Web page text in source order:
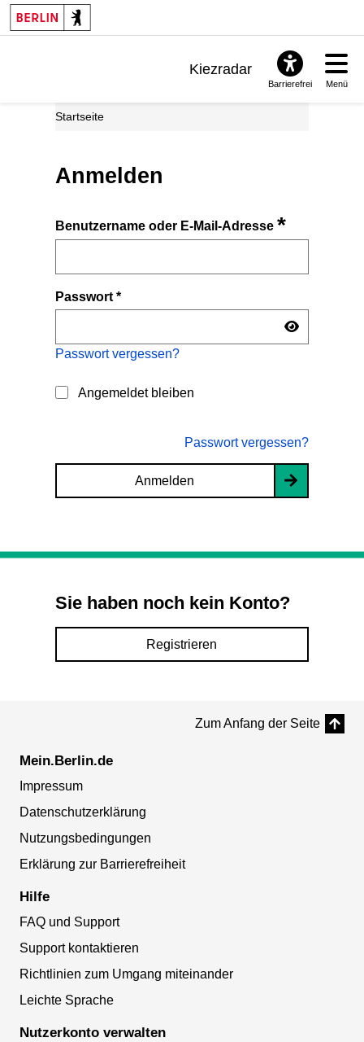
Kiezradar
Barrierefrei Menü
Startseite
Anmelden
Benutzername oder E-Mail-Adresse*
Passwort*
Passwort vergessen?
Angemeldet bleiben
Passwort vergessen?
Anmelden
Sie haben noch kein Konto?
Registrieren
Zum Anfang der Seite
Mein.Berlin.de
Impressum
Datenschutzerklärung
Nutzungsbedingungen
Erklärung zur Barrierefreiheit
Hilfe
FAQ und Support
Support kontaktieren
Richtlinien zum Umgang miteinander
Leichte Sprache
Nutzerkonto verwalten